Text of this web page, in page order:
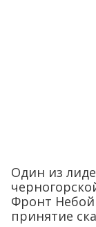
Один из
Фронт
принятие